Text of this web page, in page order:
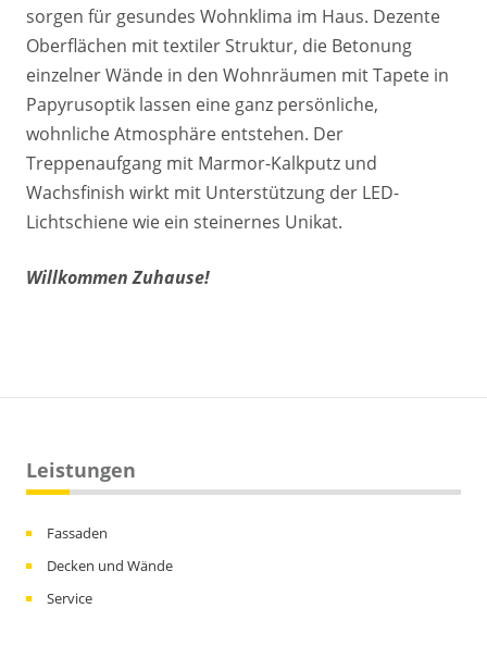
sorgen für gesundes Wohnklima im Haus. Dezente
Oberflächen mit textiler Struktur, die Betonung
einzelner Wände in den Wohnräumen mit Tapete in
Papyrusoptik lassen eine ganz persönliche,
wohnliche Atmosphäre entstehen. Der
Treppenaufgang mit Marmor-Kalkputz und
Wachsfinish wirkt mit Unterstützung der LED-
Lichtschiene wie ein steinernes Unikat.
Willkommen Zuhause!
Leistungen
Fassaden
Decken und Wände
Service